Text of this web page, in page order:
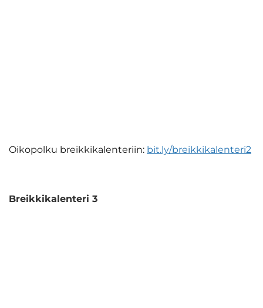
Oikopolku breikkikalenteriin: bit.ly/breikkikalenteri2
Breikkikalenteri 3